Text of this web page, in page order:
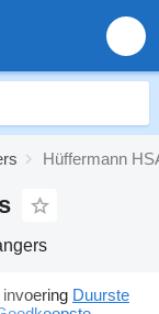
Hüffermann
Duurste